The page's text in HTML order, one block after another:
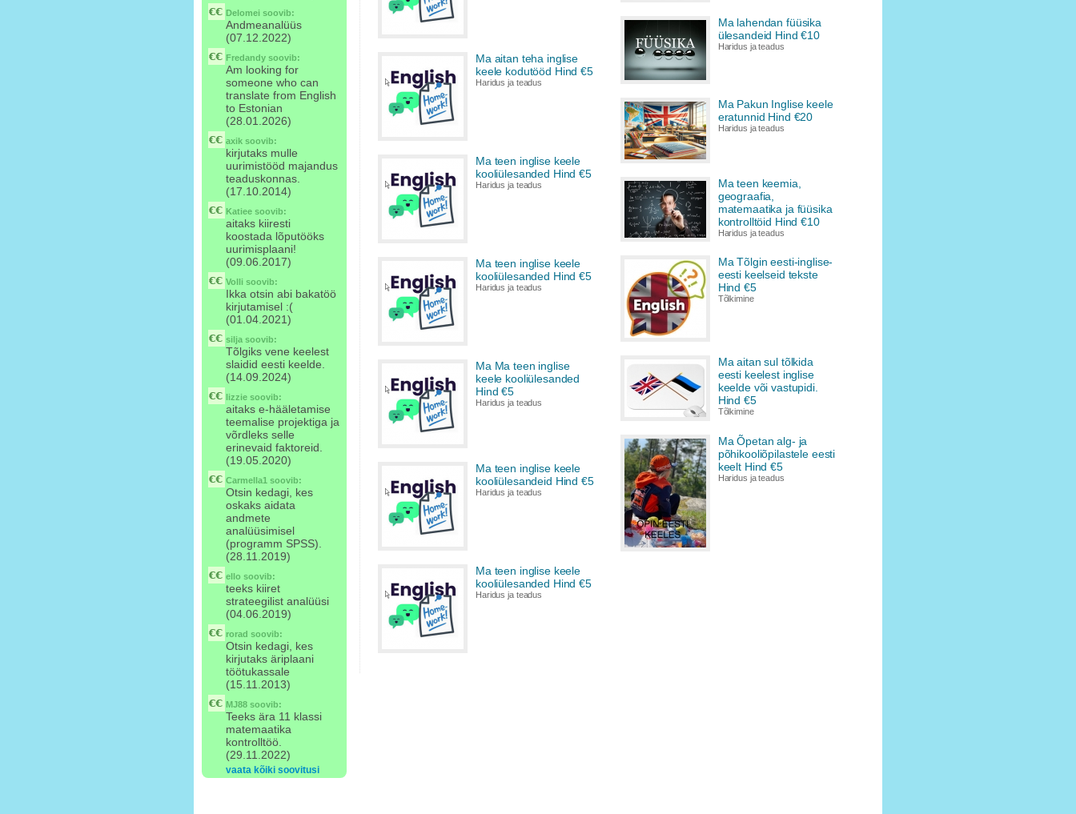
Delomei soovib:
Andmeanalüüs
(07.12.2022)
Fredandy soovib:
Am looking for
someone who can
translate from English
to Estonian
(28.01.2026)
axik soovib:
kirjutaks mulle
uurimistööd majandus
teaduskonnas.
(17.10.2014)
Katiee soovib:
aitaks kiiresti
koostada lõputööks
uurimisplaani!
(09.06.2017)
Volli soovib:
Ikka otsin abi bakatöö
kirjutamisel :(
(01.04.2021)
silja soovib:
Tõlgiks vene keelest
slaidid eesti keelde.
(14.09.2024)
lizzie soovib:
aitaks e-hääletamise
teemalise projektiga ja
võrdleks selle
erinevaid faktoreid.
(19.05.2020)
Carmella1 soovib:
Otsin kedagi, kes
oskaks aidata
andmete
analüüsimisel
(programm SPSS).
(28.11.2019)
ello soovib:
teeks kiiret
strateegilist analüüsi
(04.06.2019)
rorad soovib:
Otsin kedagi, kes
kirjutaks äriplaani
töötukassale
(15.11.2013)
MJ88 soovib:
Teeks ära 11 klassi
matemaatika
kontrolltöö.
(29.11.2022)
vaata kõiki soovitusi
Ma aitan teha inglise
keele kodutööd Hind €5
Haridus ja teadus
Ma teen inglise keele
kooliülesanded Hind €5
Haridus ja teadus
Ma teen inglise keele
kooliülesanded Hind €5
Haridus ja teadus
Ma Ma teen inglise
keele kooliülesanded
Hind €5
Haridus ja teadus
Ma teen inglise keele
kooliülesandeid Hind €5
Haridus ja teadus
Ma teen inglise keele
kooliülesanded Hind €5
Haridus ja teadus
Ma lahendan füüsika
ülesandeid Hind €10
Haridus ja teadus
Ma Pakun Inglise keele
eratunnid Hind €20
Haridus ja teadus
Ma teen keemia,
geograafia,
matemaatika ja füüsika
kontrolltöid Hind €10
Haridus ja teadus
Ma Tõlgin eesti-inglise-
eesti keelseid tekste
Hind €5
Tõlkimine
Ma aitan sul tõlkida
eesti keelest inglise
keelde või vastupidi.
Hind €5
Tõlkimine
Ma Õpetan alg- ja
põhikooliõpilastele eesti
keelt Hind €5
Haridus ja teadus